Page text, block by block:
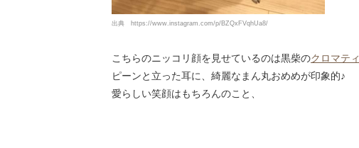
出典 https://www.instagram.com/p/BZQxFVqhUa8/
こちらのニッコリ顔を見せているのは黒柴のクロマティ
ピーンと立った耳に、綺麗なまん丸おめめが印象的♪
愛らしい笑顔はもちろんのこと、